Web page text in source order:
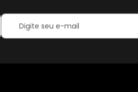
Inscreva-
na